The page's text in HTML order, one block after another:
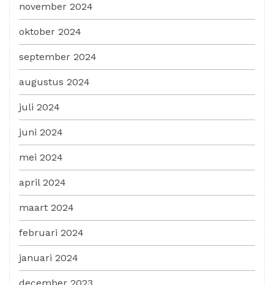
november 2024
oktober 2024
september 2024
augustus 2024
juli 2024
juni 2024
mei 2024
april 2024
maart 2024
februari 2024
januari 2024